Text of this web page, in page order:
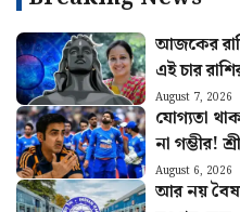
৩০, ৪০ নাকি ৫০, কোন বয়সে
কত Health Insurance
কভারেজ দরকার? জানালেন
বিশেষজ্ঞরা
Breaking News